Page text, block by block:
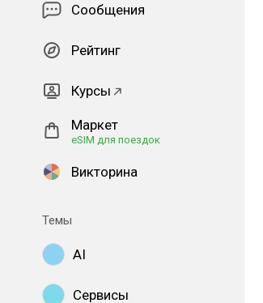
Сообщения
Рейтинг
Курсы
Маркет
eSIM для поездок
Викторина
Темы
AI
Сервисы